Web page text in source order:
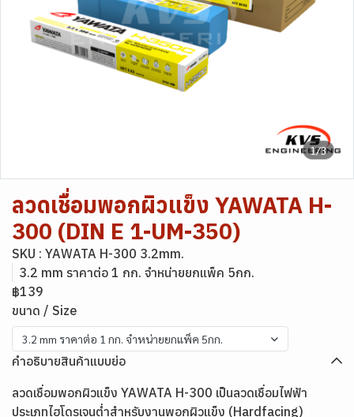
1/3
ลวดเชื่อมพอกผิวแข็ง YAWATA H-
300 (DIN E 1-UM-350)
SKU : YAWATA H-300 3.2mm.
3.2 mm ราคาต่อ 1 กก. จำหน่ายยกแพ็ค 5กก.
฿139
ขนาด / Size
3.2 mm ราคาต่อ 1 กก. จำหน่ายยกแพ็ค 5กก.
คำอธิบายสินค้าแบบย่อ
ลวดเชื่อมพอกผิวแข็ง YAWATA H-300 เป็นลวดเชื่อมไฟฟ้า
ประเภทไฮโดรเจนต่ำสำหรับงานพอกผิวแข็ง (Hardfacing)